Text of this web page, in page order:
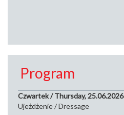
Program
Czwartek / Thursday, 25.06.2026
Ujeżdżenie / Dressage